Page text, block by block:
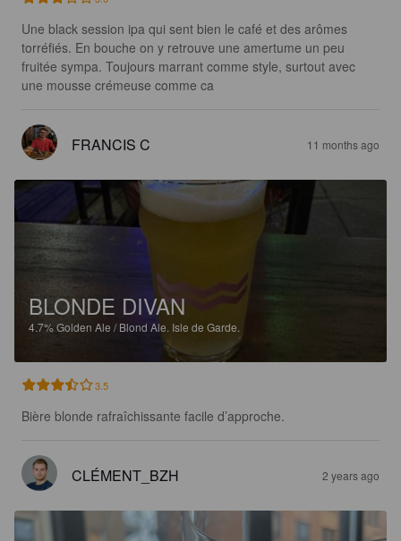
Une black session ipa qui sent bien le café et des arômes
torréfiés. En bouche on y retrouve une amertume un peu
fruitée sympa. Toujours marrant comme style, surtout avec
une mousse crémeuse comme ca
FRANCIS C 11 months ago
BLONDE DIVAN
4.7%Golden Ale / Blond Ale. Isle de Garde.
3.5
Bière blonde rafraîchissante facile d’approche.
CLÉMENT_BZH 2 years ago